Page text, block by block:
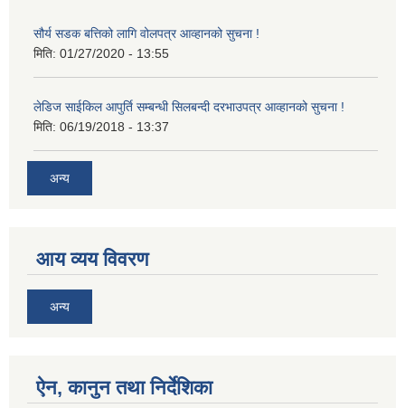
सौर्य सडक बत्तिको लागि वोलपत्र आव्हानको सुचना !
मिति: 01/27/2020 - 13:55
लेडिज साईकिल आपुर्ति सम्बन्धी सिलबन्दी दरभाउपत्र आव्हानको सुचना !
मिति: 06/19/2018 - 13:37
अन्य
आय व्यय विवरण
अन्य
ऐन, कानुन तथा निर्देशिका